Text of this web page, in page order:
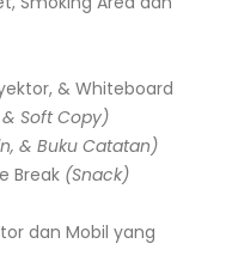
& Whiteboard
Soft Copy)
& Buku Catatan)
Break (Snack)
dan Mobil yang